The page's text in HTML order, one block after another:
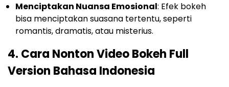
Menciptakan Nuansa Emosional: Efek bokeh
bisa menciptakan suasana tertentu, seperti
romantis, dramatis, atau misterius.
4. Cara Nonton Video Bokeh Full
Version Bahasa Indonesia